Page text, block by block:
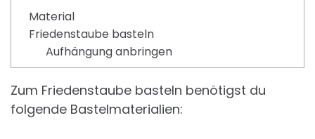
Material
Friedenstaube basteln
Aufhängung anbringen
Zum Friedenstaube basteln benötigst du
folgende Bastelmaterialien: